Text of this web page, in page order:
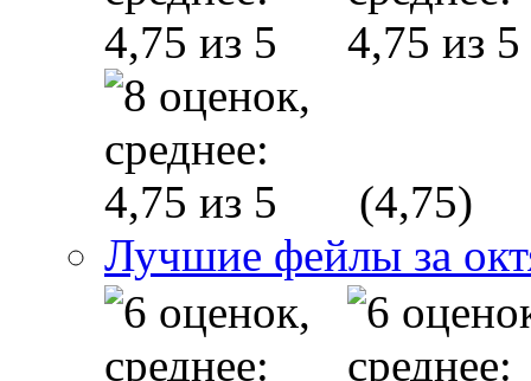
(4,75)
Лучшие фейлы за